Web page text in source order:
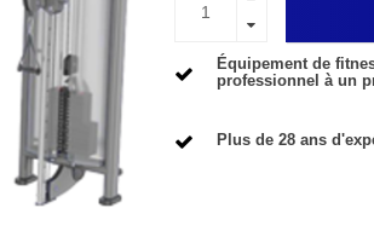
Équipement de
professionnel à un
Plus de 28 ans